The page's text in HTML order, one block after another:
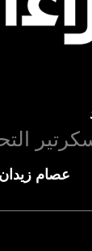
عصام زيدان